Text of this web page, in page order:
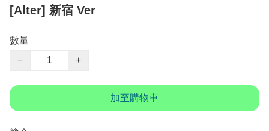
[Alter] 新宿 Ver
數量
−
+
加至購物車